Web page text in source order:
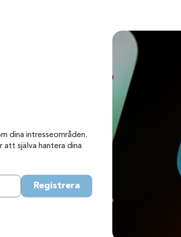
dina intresseområden.
att själva hantera dina
Registrera